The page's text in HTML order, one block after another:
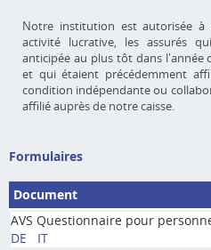
Notre institution est autorisée à
activité lucrative, les assurés
anticipée au plus tôt dans l'année
et qui étaient précédemment
condition indépendante ou
affilié auprès de notre caisse.
Formulaires
Document
AVS Questionnaire pour
DE
IT